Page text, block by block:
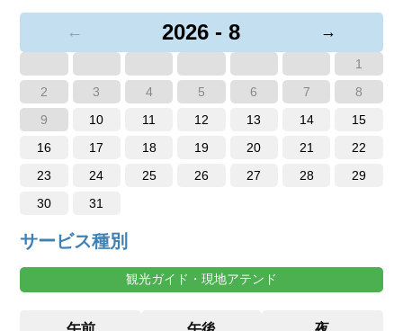
← 2026 - 8 →
1
2
3 4 5 6 7
8
9
10 11 12 13 14
15
16
17 18 19 20 21
22
23
24 25 26 27 28
29
30
31
サービス種別
観光ガイド・現地アテンド